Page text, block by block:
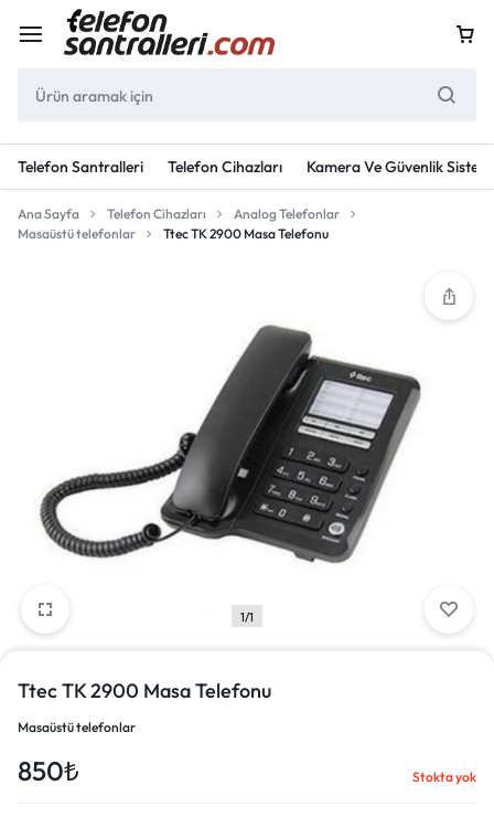
Telefon Santralleri Telefon Cihazları Kamera Ve Güvenlik
Ana Sayfa Telefon Cihazları
Analog Telefonlar
Masaüstü telefonlar
Ttec TK 2900 Masa Telefonu
1/1
Ttec TK 2900 Masa Telefonu
Masaüstü telefonlar
850₺ Stokta yok